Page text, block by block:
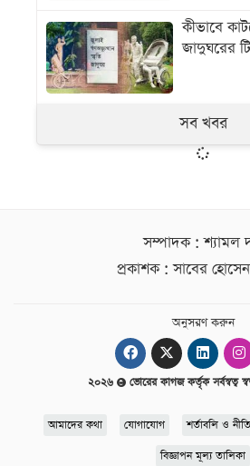
কীভাবে
জাদুঘরের
সব খবর
সম্পাদক : শ্যামল
প্রকাশক : সাবের
অনুসরণ করুন
২০২৬ ভোরের কাগজ কর্তৃক সর্বস্বত্ব
আমাদের কথা যোগাযোগ শর্তাবলি ও
বিজ্ঞাপন মূল্য তালিকা